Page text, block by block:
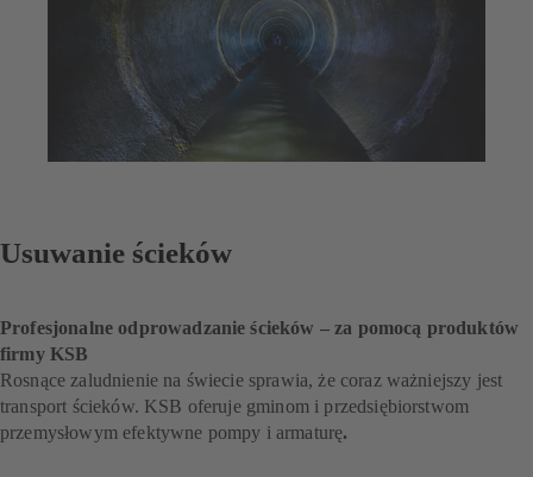
Usuwanie ścieków
Profesjonalne odprowadzanie ścieków – za pomocą produktów
firmy KSB
Rosnące zaludnienie na świecie sprawia, że coraz ważniejszy jest
transport ścieków. KSB oferuje gminom i przedsiębiorstwom
przemysłowym efektywne pompy i armaturę.